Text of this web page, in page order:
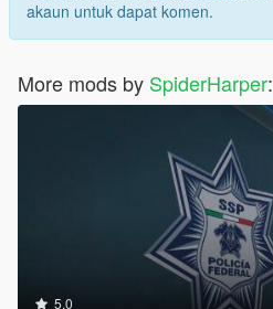
akaun untuk dapat komen.
More mods by SpiderHarper:
5.0